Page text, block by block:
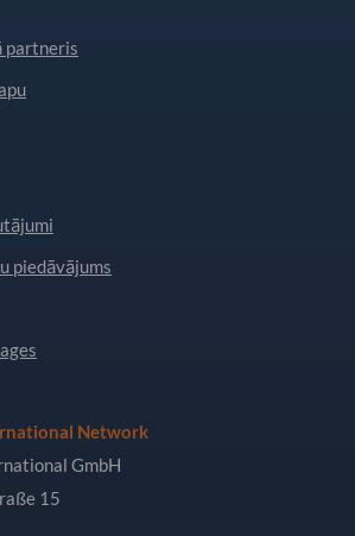
partneris
piedāvājums
Network
GmbH
15